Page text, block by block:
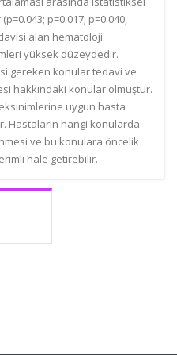
p=0.017; p=0.040,
alan hematoloji
yüksek düzeydedir.
gereken konular tedavi ve
hakkındaki konular olmuştur.
uygun hasta
Hastaların hangi konularda
ve bu konulara öncelik
hale getirebilir.